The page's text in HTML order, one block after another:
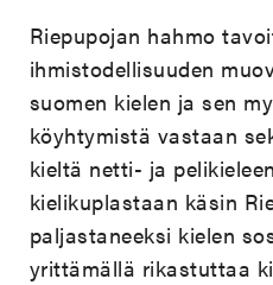
Riepupojan hahmo
ihmistodellisuuden
suomen kielen ja sen
köyhtymistä vastaan
kieltä netti- ja
kielikuplastaan käsin
paljastaneeksi kielen
yrittämällä rikastuttaa